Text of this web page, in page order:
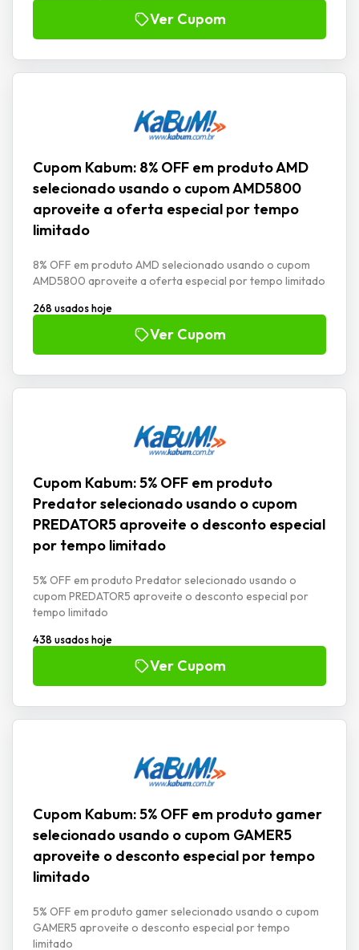
Ver Cupom
Cupom Kabum: 8% OFF em produto AMD
selecionado usando o cupom AMD5800
aproveite a oferta especial por tempo
limitado
8% OFF em produto AMD selecionado usando o cupom
AMD5800 aproveite a oferta especial por tempo limitado
268 usados hoje
Ver Cupom
Cupom Kabum: 5% OFF em produto
Predator selecionado usando o cupom
PREDATOR5 aproveite o desconto especial
por tempo limitado
5% OFF em produto Predator selecionado usando o
cupom PREDATOR5 aproveite o desconto especial por
tempo limitado
438 usados hoje
Ver Cupom
Cupom Kabum: 5% OFF em produto gamer
selecionado usando o cupom GAMER5
aproveite o desconto especial por tempo
limitado
5% OFF em produto gamer selecionado usando o cupom
GAMER5 aproveite o desconto especial por tempo
limitado